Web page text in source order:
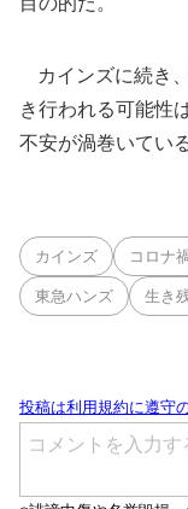
カインズに続き
き行われる可能性
不安が渦巻いてい
カインズ コロナ
東急ハンズ 生き